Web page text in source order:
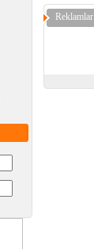
Reklamlar